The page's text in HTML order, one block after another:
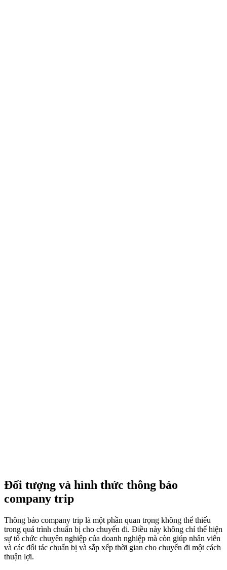
Đối tượng và hình thức thông báo
company trip
Thông báo company trip là một phần quan trọng không thể thiếu
trong quá trình chuẩn bị cho chuyến đi. Điều này không chỉ thể hiện
sự tổ chức chuyên nghiệp của doanh nghiệp mà còn giúp nhân viên
và các đối tác chuẩn bị và sắp xếp thời gian cho chuyến đi một cách
thuận lợi.